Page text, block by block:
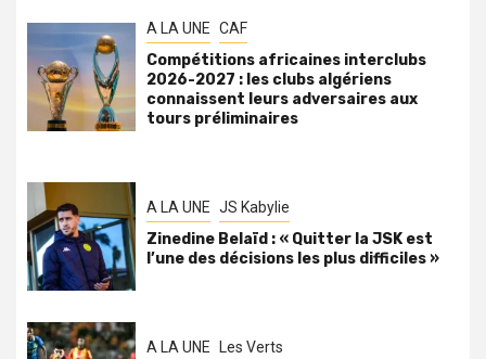
A LA UNE CAF
Compétitions africaines interclubs
2026-2027 : les clubs algériens
connaissent leurs adversaires aux
tours préliminaires
A LA UNE JS Kabylie
Zinedine Belaïd : « Quitter la JSK est
l’une des décisions les plus difficiles »
A LA UNE Les Verts